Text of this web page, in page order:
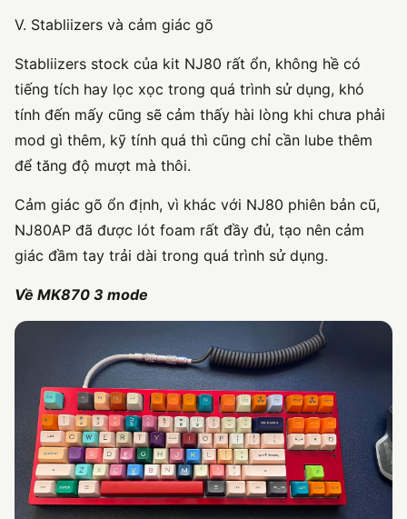
V. Stabliizers và cảm giác gõ
Stabliizers stock của kit NJ80 rất ổn, không hề có
tiếng tích hay lọc xọc trong quá trình sử dụng, khó
tính đến mấy cũng sẽ cảm thấy hài lòng khi chưa phải
mod gì thêm, kỹ tính quá thì cũng chỉ cần lube thêm
để tăng độ mượt mà thôi.
Cảm giác gõ ổn định, vì khác với NJ80 phiên bản cũ,
NJ80AP đã được lót foam rất đầy đủ, tạo nên cảm
giác đầm tay trải dài trong quá trình sử dụng.
Về MK870 3 mode